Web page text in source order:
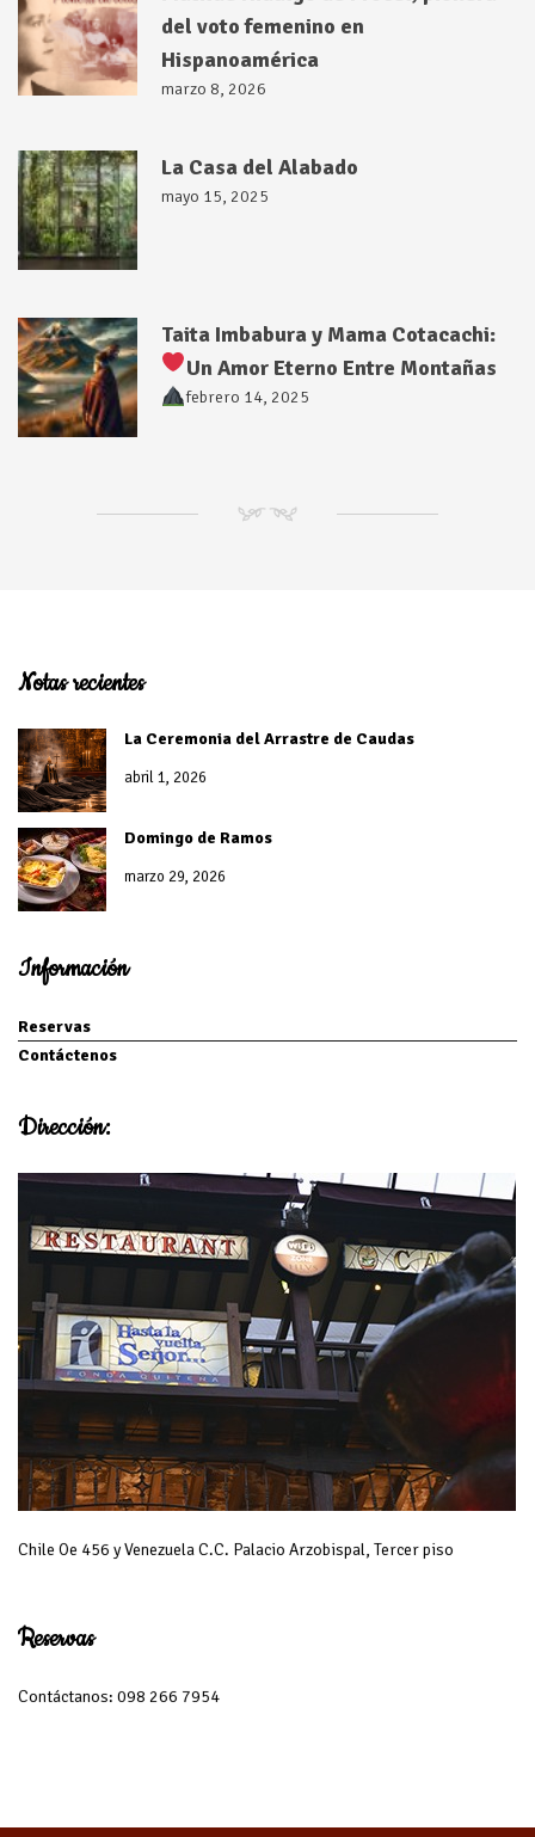
del voto femenino en
Hispanoamérica
marzo 8, 2026
La Casa del Alabado
mayo 15, 2025
Taita Imbabura y Mama Cotacachi:
Un Amor Eterno Entre Montañas
febrero 14, 2025
NM
Notas recientes
La Ceremonia del Arrastre de Caudas
abril 1, 2026
Domingo de Ramos
marzo 29, 2026
Información
Reservas
Contáctenos
Dirección:
Chile Oe 456 y Venezuela C.C. Palacio Arzobispal, Tercer piso
Reservas
Contáctanos: 098 266 7954